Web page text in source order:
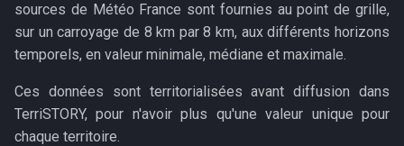
sources de Météo France sont fournies au point de grille,
sur un carroyage de 8 km par 8 km, aux différents horizons
temporels, en valeur minimale, médiane et maximale.
Ces données sont territorialisées avant diffusion dans
TerriSTORY, pour n'avoir plus qu'une valeur unique pour
chaque territoire.